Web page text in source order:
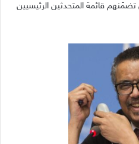
تضمّنهم قائمة المتحدثين الرئيسيين